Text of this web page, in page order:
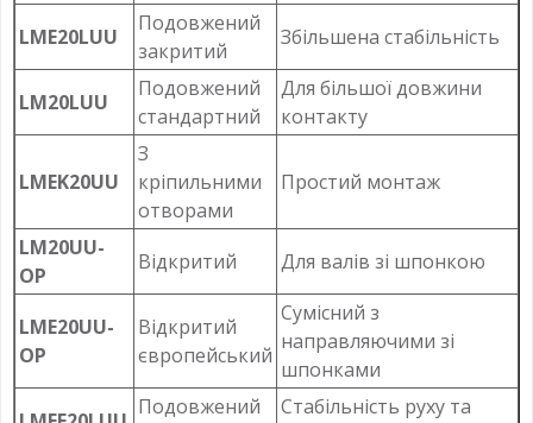
LME20LUU
Подовжений
закритий
Збільшена стабільність
LM20LUU
Подовжений
стандартний
Для більшої довжини
контакту
LMEK20UU
З
кріпильними
отворами
Простий монтаж
LM20UU-
OP
Відкритий Для валів зі шпонкою
LME20UU-
OP
Відкритий
європейський
Сумісний з
направляючими зі
шпонками
Подовжений
Стабільність руху та